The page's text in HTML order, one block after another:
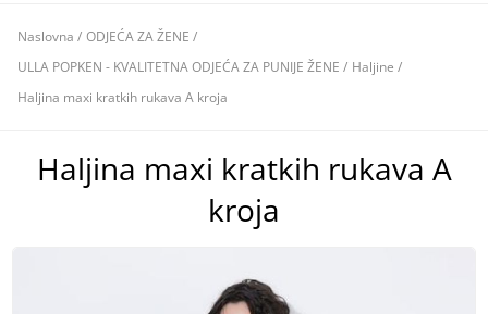
Naslovna / ODJEĆA ZA ŽENE /
ULLA POPKEN - KVALITETNA ODJEĆA ZA PUNIJE ŽENE / Haljine /
Haljina maxi kratkih rukava A kroja
Haljina maxi kratkih rukava A
kroja